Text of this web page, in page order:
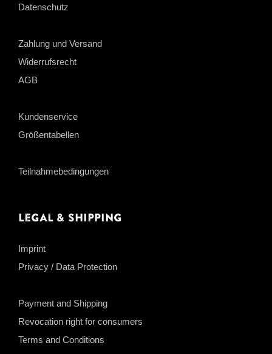
Datenschutz
Zahlung und Versand
Widerrufsrecht
AGB
Kundenservice
Größentabellen
Teilnahmebedingungen
Legal & Shipping
Imprint
Privacy / Data Protection
Payment and Shipping
Revocation right for consumers
Terms and Conditions